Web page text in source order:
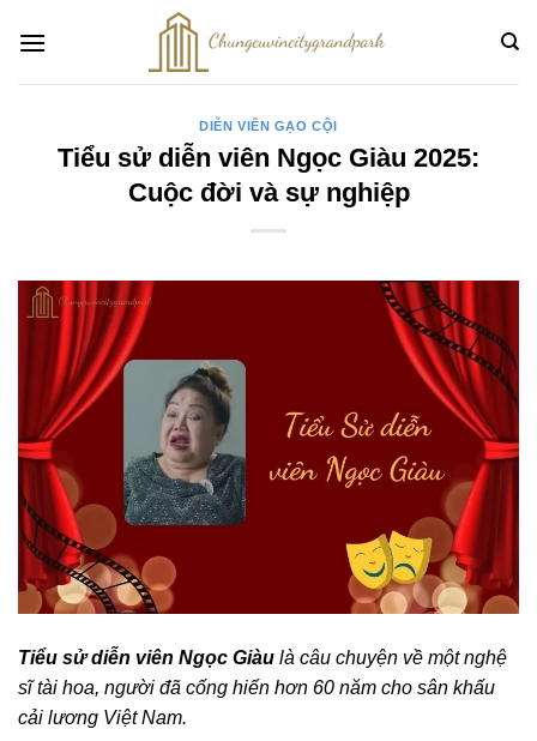
qua
DIỄN VIÊN GẠO CỘI
Tiểu sử diễn viên Ngọc Giàu 2025:
Cuộc đời và sự nghiệp
Tiểu sử diễn viên Ngọc Giàu là câu chuyện về một nghệ
sĩ tài hoa, người đã cống hiến hơn 60 năm cho sân khấu
cải lương Việt Nam.